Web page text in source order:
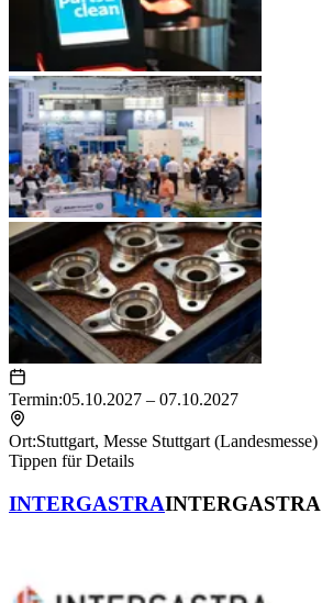
Termin:05.10.2027 – 07.10.2027
Ort:Stuttgart, Messe Stuttgart (Landesmesse)
Tippen für Details
INTERGASTRAINTERGASTRA